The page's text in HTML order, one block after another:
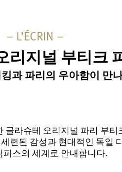
– L’ÉCRIN –
리지널 부티크
과 파리의 우아함이 만
라슈테 오리지널 파리 부
련된 감성과 현대적인 독일
스의 세계로 안내합니다.